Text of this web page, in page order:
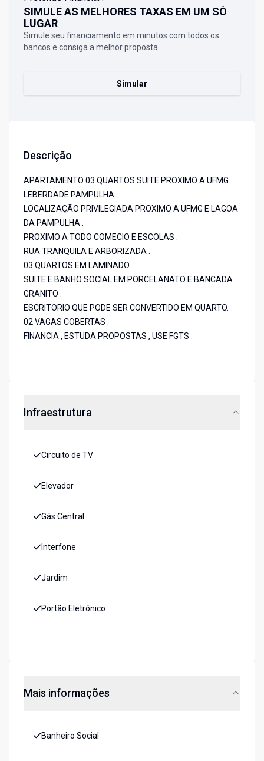
SIMULE AS MELHORES TAXAS EM UM SÓ
LUGAR
Simule seu financiamento em minutos com todos os
bancos e consiga a melhor proposta.
Simular
Descrição
APARTAMENTO 03 QUARTOS SUITE PROXIMO A UFMG
LEBERDADE PAMPULHA .
LOCALIZAÇÃO PRIVILEGIADA PROXIMO A UFMG E LAGOA
DA PAMPULHA .
PROXIMO A TODO COMECIO E ESCOLAS .
RUA TRANQUILA E ARBORIZADA .
03 QUARTOS EM LAMINADO .
SUITE E BANHO SOCIAL EM PORCELANATO E BANCADA
GRANITO .
ESCRITORIO QUE PODE SER CONVERTIDO EM QUARTO.
02 VAGAS COBERTAS .
FINANCIA , ESTUDA PROPOSTAS , USE FGTS .
Infraestrutura
Circuito de TV
Elevador
Gás Central
Interfone
Jardim
Portão Eletrônico
Mais informações
Banheiro Social